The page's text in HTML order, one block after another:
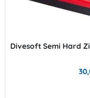
Divesoft Semi Hard